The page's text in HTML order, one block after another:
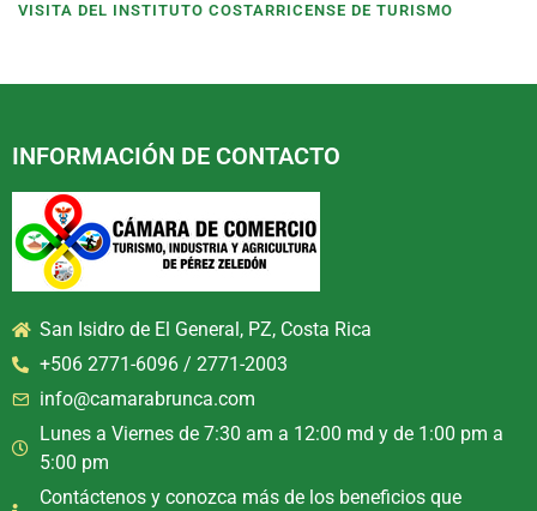
VISITA DEL INSTITUTO COSTARRICENSE DE TURISMO
INFORMACIÓN DE CONTACTO
San Isidro de El General, PZ, Costa Rica
+506 2771-6096 / 2771-2003
info@camarabrunca.com
Lunes a Viernes de 7:30 am a 12:00 md y de 1:00 pm a
5:00 pm
Contáctenos y conozca más de los beneficios que